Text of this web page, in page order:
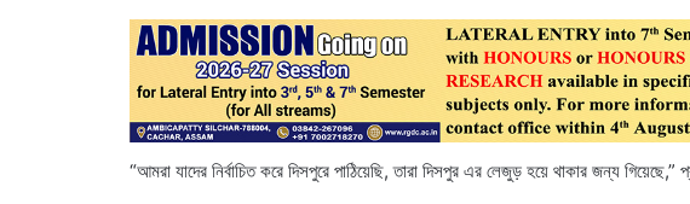
“আমরা যাদের নির্বাচিত করে দিসপুরে পাঠিয়েছি, তারা দিসপুর এর লেজুড় হয়ে থাকার জন্য গিয়েছে,”